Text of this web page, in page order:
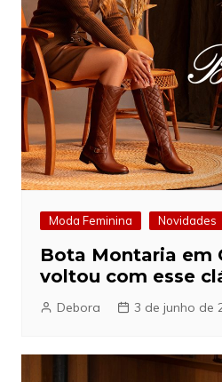
Moda Feminina Novidades
Bota Montaria em
voltou com esse
Debora 3 de junho de